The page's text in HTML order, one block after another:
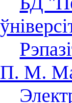
П. М.